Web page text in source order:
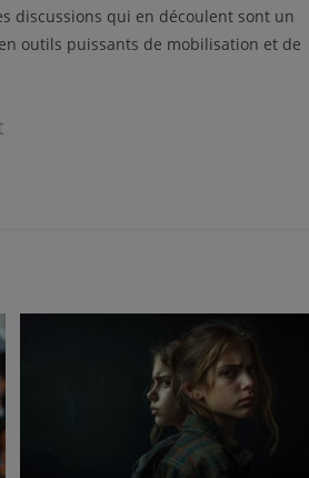
discussions qui en découlent sont un
outils puissants de mobilisation et de